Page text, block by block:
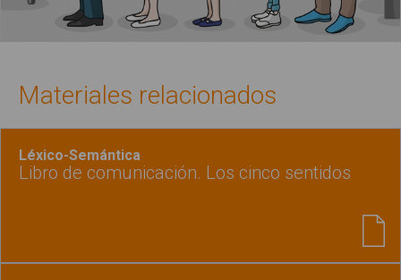
Materiales relacionados
Léxico-Semántica
Libro de comunicación. Los cinco sentidos